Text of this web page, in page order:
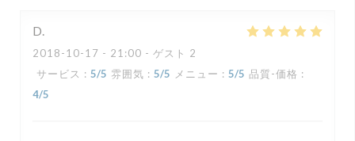
D
2018-10-17 - 21:00 - ゲスト 2
サービス : 5/5 雰囲気 : 5/5 メニュー : 5/5 品質-価格 :
4/5